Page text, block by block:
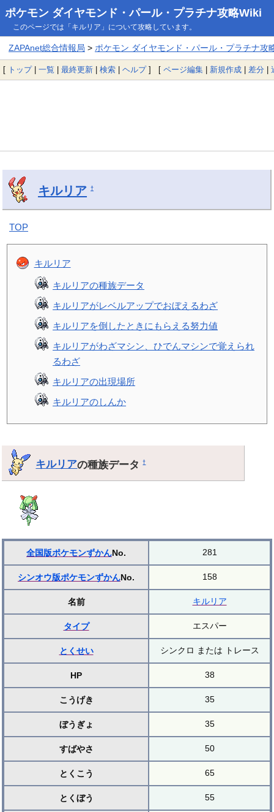
ポケモン ダイヤモンド・パール・プラチナ攻略Wiki
このページでは「キルリア」について攻略しています。
ZAPAnet総合情報局 > ポケモン ダイヤモンド・パール・プラチナ攻
[ トップ| 一覧 | 最終更新 | 検索 | ヘルプ] [ ページ編集 | 新規作成 | 差分 |
キルリア †
TOP
キルリア
キルリアの種族データ
キルリアがレベルアップでおぼえるわざ
キルリアを倒したときにもらえる努力値
キルリアがわざマシン、ひでんマシンで覚えられ
るわざ
キルリアの出現場所
キルリアのしんか
キルリアの種族データ†
全国版ポケモンずかんNo. 281
シンオウ版ポケモンずかんNo. 158
名前 キルリア
タイプ エスパー
とくせい シンクロ または トレース
HP 38
こうげき 35
ぼうぎょ 35
すばやさ 50
とくこう 65
とくぼう 55